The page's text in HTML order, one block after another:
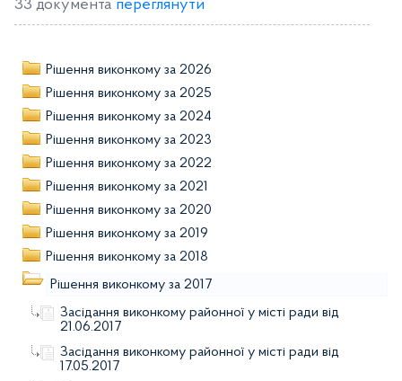
33 документа переглянути
Рішення виконкому за 2026
Рішення виконкому за 2025
Рішення виконкому за 2024
Рішення виконкому за 2023
Рішення виконкому за 2022
Рішення виконкому за 2021
Рішення виконкому за 2020
Рішення виконкому за 2019
Рішення виконкому за 2018
Рішення виконкому за 2017
Засідання виконкому районної у місті ради від
21.06.2017
Засідання виконкому районної у місті ради від
17.05.2017